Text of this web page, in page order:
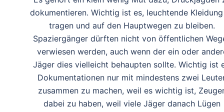
dokumentieren. Wichtig ist es, leuchtende
tragen und auf den Hauptwegen zu bleiben.
Spaziergänger dürften nicht von öffentlichen
verwiesen werden, auch wenn der ein oder
Jäger dies vielleicht behaupten sollte. Wichtig ist
Dokumentationen nur mit mindestens zwei
zusammen zu machen, weil es wichtig ist,
dabei zu haben, weil viele Jäger danach Lügen